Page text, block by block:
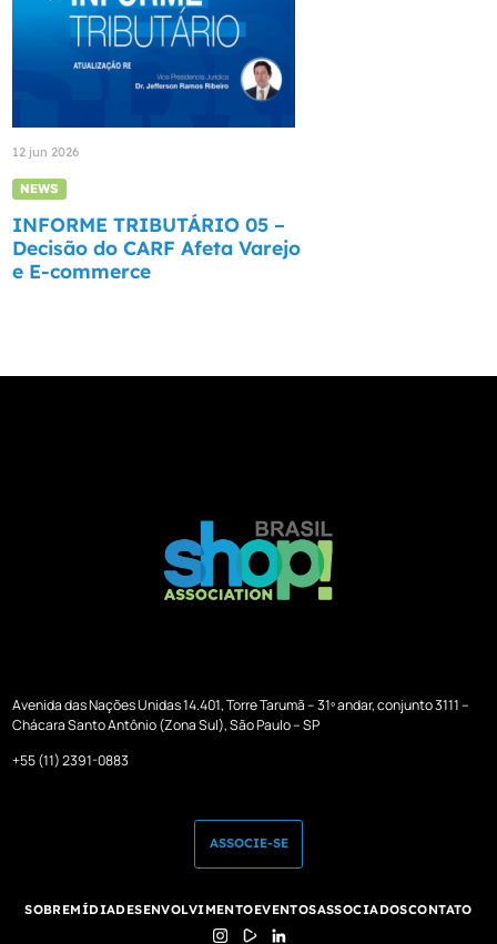
12 jun 2026
NEWS
INFORME TRIBUTÁRIO 05 –
Decisão do CARF Afeta Varejo
e E-commerce
Avenida das Nações Unidas 14.401, Torre Tarumã – 31º andar, conjunto 3111 –
Chácara Santo Antônio (Zona Sul), São Paulo – SP
+55 (11) 2391-0883
ASSOCIE-SE
SOBREMÍDIADESENVOLVIMENTOEVENTOSASSOCIADOSCONTATO